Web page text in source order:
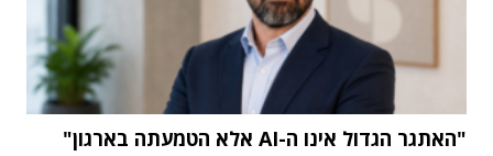
"האתגר הגדול אינו ה-AI אלא הטמעתה בארגון"